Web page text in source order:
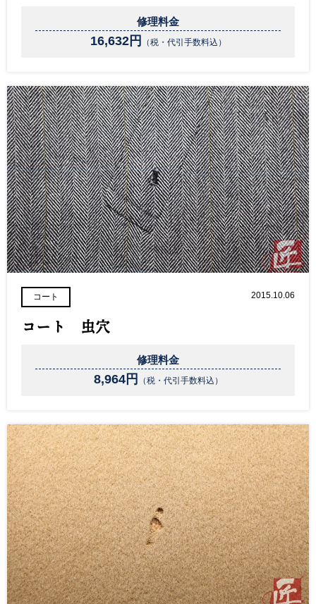
修理料金
16,632円 （税・代引手数料込）
コート 2015.10.06
コート 虫穴
修理料金
8,964円 （税・代引手数料込）